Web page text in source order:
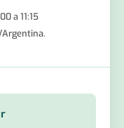
a 11:15
Argentina.